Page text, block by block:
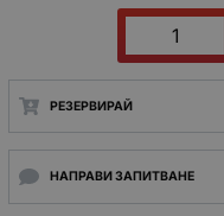
РЕЗЕРВИРАЙ
НАПРАВИ ЗАПИТВАНЕ